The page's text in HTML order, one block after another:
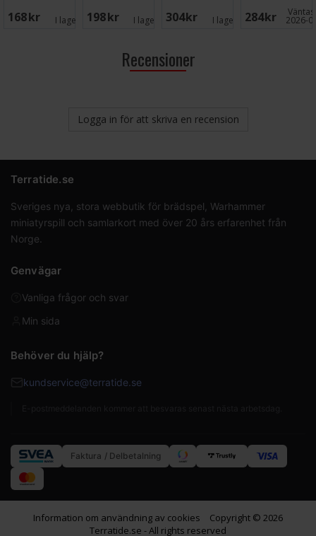
Brädspel
168 SEK I lager: 198 SEK I lager: 6304 SEK I lager: 6284 SEK 2026-
Recensioner
Logga in för att skriva en recension
Terratide.se
Sveriges nya, stora webbutik för brädspel, Warhammer
miniatyrspill och samlarkort med över 20 års erfarenhet från
Norge.
Genvägar
Vanliga frågor och svar
Min sida
Behöver du hjälp?
kundservice@terratide.se
Faktura / Delbetalning
Information om användning av cookies
Copyright © 2026
Terratide.se - All rights reserved